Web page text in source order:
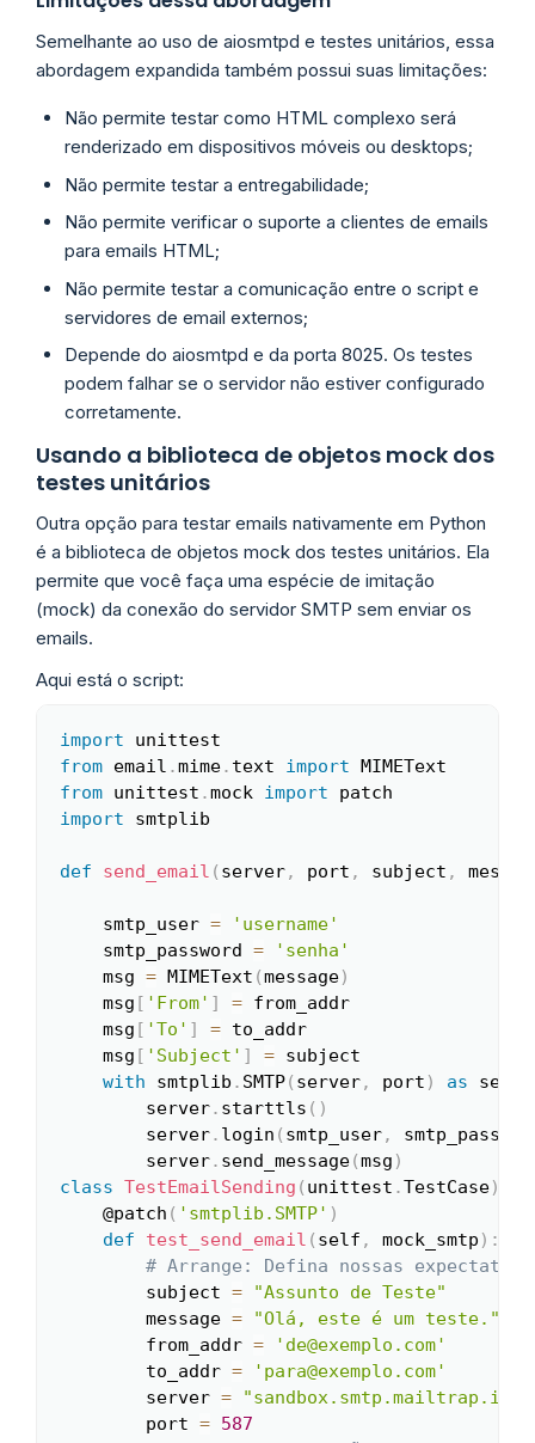
Semelhante ao uso de aiosmtpd e testes unitários, essa
abordagem expandida também possui suas limitações:
Não permite testar como HTML complexo será
renderizado em dispositivos móveis ou desktops;
Não permite testar a entregabilidade;
Não permite verificar o suporte a clientes de emails
para emails HTML;
Não permite testar a comunicação entre o script e
servidores de email externos;
Depende do aiosmtpd e da porta 8025. Os testes
podem falhar se o servidor não estiver configurado
corretamente.
Usando a biblioteca de objetos mock dos
testes unitários
Outra opção para testar emails nativamente em Python
é a biblioteca de objetos mock dos testes unitários. Ela
permite que você faça uma espécie de imitação
(mock) da conexão do servidor SMTP sem enviar os
emails.
Aqui está o script:
import
from email .mime. text import
from unittest .mock import
import smtplib
def send_email ( server, port , subject ,
    smtp_user
=
'username'
    smtp_password
=
'senha'
    msg
= MIMEText (message)
    msg
[ 'From' ] = from_addr
    msg
[ 'To' ] = to_addr
    msg
[ 'Subject' ] = subject
with smtplib . SMTP( server, port ) as
        server
. starttls ( )
        server
. login ( smtp_user,
        server
. send_message(msg )
class TestEmailSending ( unittest .TestCase)
    @patch
( 'smtplib.SMTP' )
def
test_send_email ( self , mock_smtp ) :
# Arrange: Defina nossas
        subject
=
"Assunto de Teste"
        message
=
"Olá, este é um teste."
        from_addr
=
'de@exemplo.com'
        to_addr
=
'para@exemplo.com'
        server
=
"sandbox.smtp.mailtrap.io"
        port
= 587